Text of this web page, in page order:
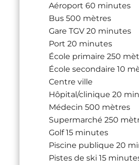
Aéroport 60 minutes
Bus 500 mètres
Gare TGV 20 minutes
Port 20 minutes
École primaire 250
École secondaire 10
Centre ville
Hôpital/clinique 20
Médecin 500 mètres
Supermarché 250
Golf15 minutes
Piscine publique 20
Pistes de ski 15